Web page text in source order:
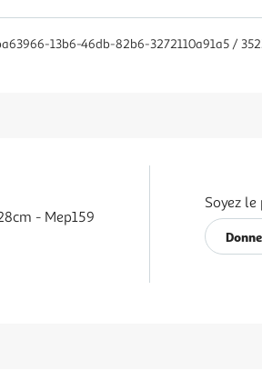
13b6-46db-82b6-3272110a91a5 /
- Mep159
Soyez